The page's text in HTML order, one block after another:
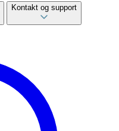
Kontakt og support